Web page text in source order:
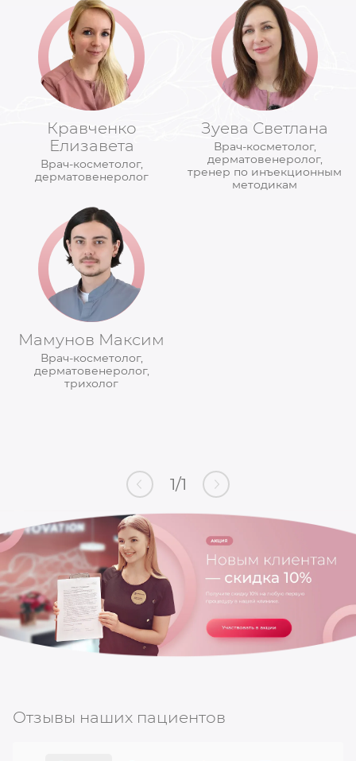
Кравченко
Елизавета
Врач-косметолог,
дерматовенеролог
Зуева Светлана
Врач-косметолог,
дерматовенеролог,
тренер по инъекционным
методикам
Мамунов Максим
Врач-косметолог,
дерматовенеролог,
трихолог
1/1
Отзывы наших пациентов